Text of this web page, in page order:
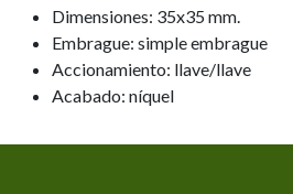
Dimensiones: 35x35 mm.
Embrague: simple embrague
Accionamiento: llave/llave
Acabado: níquel